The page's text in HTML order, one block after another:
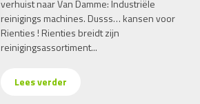
verhuist naar Van Damme: Industriële
reinigings machines. Dusss… kansen voor
Rienties ! Rienties breidt zijn
reinigingsassortiment...
Lees verder